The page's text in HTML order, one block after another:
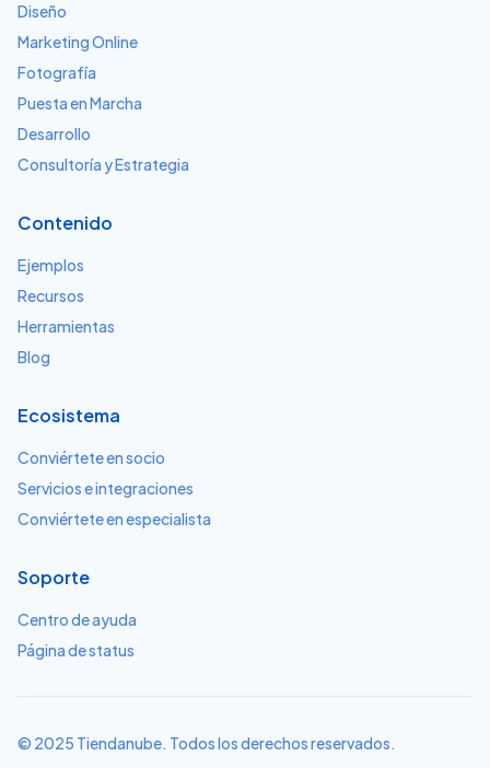
Diseño
Marketing Online
Fotografía
Puesta en Marcha
Desarrollo
Consultoría y Estrategia
Contenido
Ejemplos
Recursos
Herramientas
Blog
Ecosistema
Conviértete en socio
Servicios e integraciones
Conviértete en especialista
Soporte
Centro de ayuda
Página de status
© 2025 Tiendanube. Todos los derechos reservados.